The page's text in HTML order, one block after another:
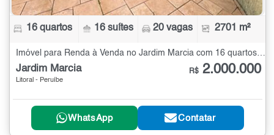
16 quartos 16 suítes 20 vagas 2701 m²
Imóvel para Renda à Venda no Jardim Marcia com 16 quartos - 2701 m²
Jardim Marcia
Litoral - Peruíbe
R$ 2.000.000
WhatsApp Contatar